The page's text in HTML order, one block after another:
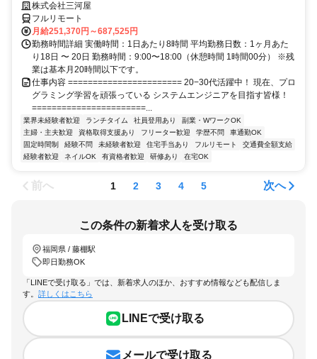
株式会社三河屋
フルリモート
月給251,370円～687,525円
勤務時間詳細 実働時間：1日あたり8時間 平均勤務日数：1ヶ月あた
り18日 〜 20日 勤務時間：9:00〜18:00（休憩時間 1時間00分） ※残
業は基本月20時間以下です。
仕事内容 ======================= 20−30代活躍中！ 現在、プロ
グラミング学習を頑張っている システムエンジニアを目指す皆様！
=======================...
業界未経験者歓迎 ランチタイム 社員登用あり
副業・WワークOK
主婦・主夫歓迎
資格取得支援あり フリーター歓迎 学歴不問
車通勤OK
固定時間制
経験不問 未経験者歓迎 住宅手当あり フルリモート
交通費全額支給
経験者歓迎
ネイルOK 有資格者歓迎 研修あり 在宅OK
前へ 1 2 3 4 5 次へ
この条件の新着求人を受け取る
福岡県 / 藤棚駅
即日勤務OK
「LINEで受け取る」では、新着求人のほか、おすすめ情報なども配信しま
す。 詳しくはこちら
LINEで受け取る
メールで受け取る